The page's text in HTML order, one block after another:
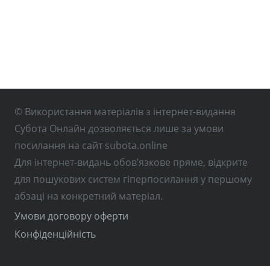
© Використання матеріалів з інтернет-видання
Субота Онлайн дозволяється лише за умови
посилання на сайт subota.online
Для інтернет-видань обов’язкове пряме, відкрите
для пошукових систем гіперпосилання у першому
абзаці на конкретний матеріал.
Умови договору оферти
Конфіденційність